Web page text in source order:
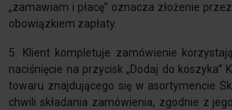
„zamawiam i płacę” oznacza złożenie
obowiązkiem zapłaty.
5. Klient kompletuje zamówienie
naciśnięcie na przycisk „Dodaj do koszyka”
towaru znajdującego się w asortymencie
chwili składania zamówienia, zgodnie z